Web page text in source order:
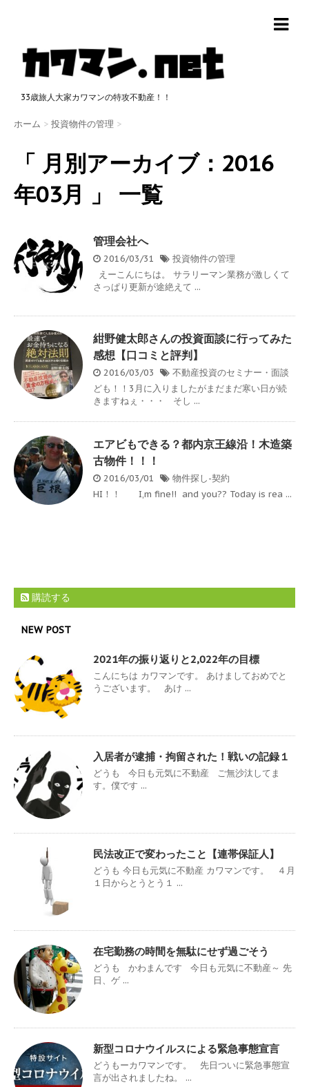
33歳旅人大家カワマンの特攻不動産！！
ホーム > 投資物件の管理 >
「 月別アーカイブ：2016
年03月 」 一覧
管理会社へ
2016/03/31
投資物件の管理
えーこんにちは。 サラリーマン業務が激しくて
さっぱり更新が途絶えて ...
紺野健太郎さんの投資面談に行ってみた
感想【口コミと評判】
2016/03/03
不動産投資のセミナー・面談
ども！！3月に入りましたがまだまだ寒い日が続
きますねぇ・・・ そし ...
エアビもできる？都内京王線沿！木造築
古物件！！！
2016/03/01
物件探し-契約
HI！！ I,m fine!! and you?? Today is rea ...
購読する
NEW POST
2021年の振り返りと2,022年の目標
こんにちは カワマンです。 あけましておめでと
うございます。 あけ ...
入居者が逮捕・拘留された！戦いの記録１
どうも 今日も元気に不動産 ご無沙汰してま
す。僕です ...
民法改正で変わったこと【連帯保証人】
どうも 今日も元気に不動産 カワマンです。 ４月
１日からとうとう１ ...
在宅勤務の時間を無駄にせず過ごそう
どうも かわまんです 今日も元気に不動産～ 先
日、ゲ ...
新型コロナウイルスによる緊急事態宣言
どうもーカワマンです。 先日ついに緊急事態宣
言が出されましたね。 ...